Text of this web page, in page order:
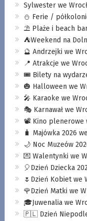
Sylwester we
⛄️ Ferie /
⛱️ Plaże i beach
⛺️Weekend na
🔮 Andrzejki we
📍 Atrakcje we
🎟️ Bilety na
🎃 Halloween we
🎤 Karaoke we
🎭 Karnawał we
📽️ Kino plenerowe
🧳 Majówka 2026
🌙 Noc Muzeów
💌 Walentynki we
🎈Dzień Dziecka
🌷Dzień Kobiet we
🌹Dzień Matki we
🎓Juwenalia we
🇵🇱 Dzień